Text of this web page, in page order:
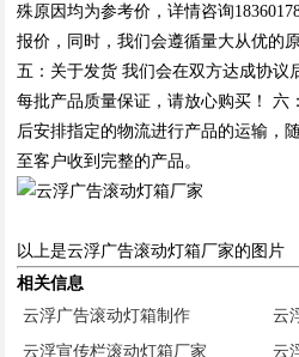
殊原因均为参考价，详情咨询
报价，同时，我们会遵循量大从优的
五：关于发货 我们会在双方达成协议
每批产品质量保证，请放心购买！ 六
后安排指定的物流进行产品的运输，
至客户收到完整的产品。
以上是云浮广告滚动灯箱厂家的图片
相关信息
云浮广告滚动灯箱制作
云
云浮宣传栏滚动灯箱厂家
云